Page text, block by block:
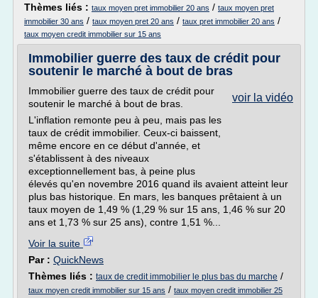
Thèmes liés : taux moyen pret immobilier 20 ans / taux moyen pret
immobilier 30 ans / taux moyen pret 20 ans / taux pret immobilier 20 ans /
taux moyen credit immobilier sur 15 ans
Immobilier guerre des taux de crédit pour
soutenir le marché à bout de bras
voir la vidéo
Immobilier guerre des taux de crédit pour
soutenir le marché à bout de bras.
L'inflation remonte peu à peu, mais pas les
taux de crédit immobilier. Ceux-ci baissent,
même encore en ce début d'année, et
s'établissent à des niveaux
exceptionnellement bas, à peine plus
élevés qu'en novembre 2016 quand ils avaient atteint leur
plus bas historique. En mars, les banques prêtaient à un
taux moyen de 1,49 % (1,29 % sur 15 ans, 1,46 % sur 20
ans et 1,73 % sur 25 ans), contre 1,51 %...
Voir la suite
Par : QuickNews
Thèmes liés : taux de credit immobilier le plus bas du marche /
taux moyen credit immobilier sur 15 ans / taux moyen credit immobilier 25